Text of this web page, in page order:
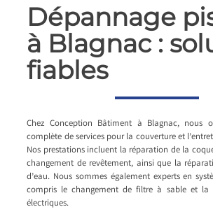
Dépannage
à Blagnac :
fiables
Chez Conception Bâtiment à Blagnac, nous
complète de services pour la couverture et
Nos prestations incluent la réparation de la
changement de revêtement, ainsi que la
d’eau. Nous sommes également experts en
compris le changement de filtre à sable et la
électriques.